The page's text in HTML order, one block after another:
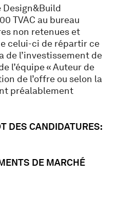
Design&Build
TVAC au bureau
non retenues et
celui-ci de répartir ce
de l’investissement de
l’équipe « Auteur de
de l’offre ou selon la
préalablement
DES CANDIDATURES:
DE MARCHÉ